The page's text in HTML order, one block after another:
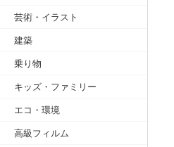
芸術・イラスト
建築
乗り物
キッズ・ファミリー
エコ・環境
高級フィルム